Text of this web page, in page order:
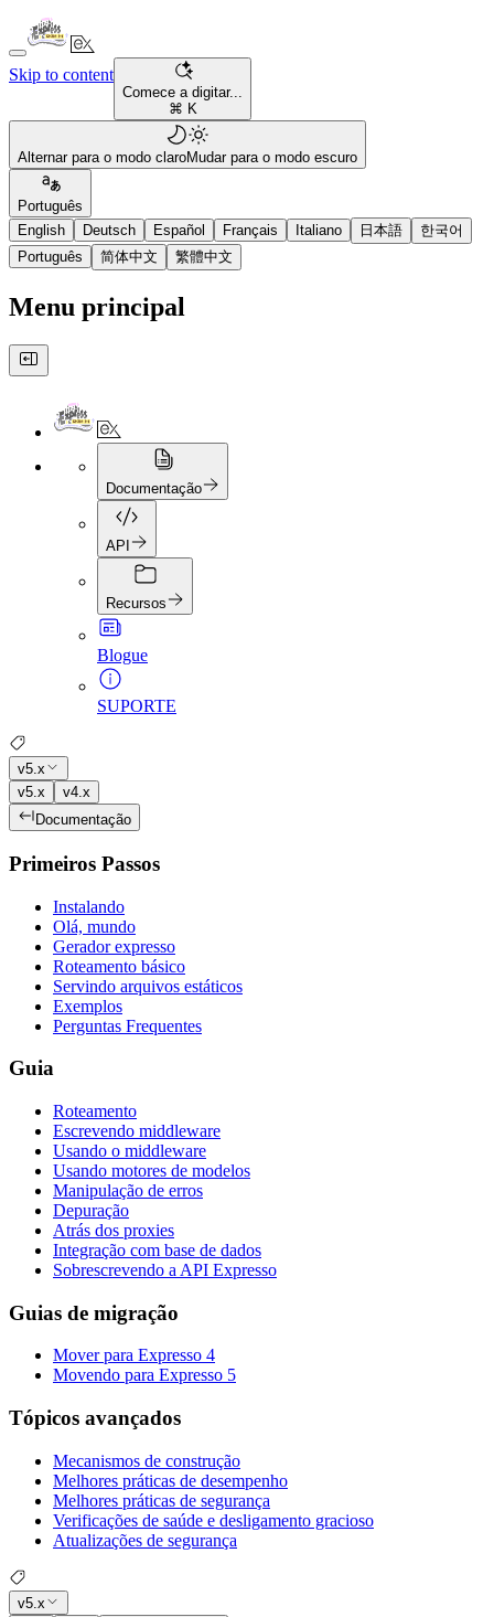
Skip to content
Comece a digitar...
⌘ K
Alternar para o modo claroMudar para o modo escuro
Português
English
Deutsch Español Français Italiano 日本語
한국어
Português
简体中文 繁體中文
Menu principal
Documentação
API
Recursos
Blogue
SUPORTE
v5.x
v5.x
v4.x
Documentação
Primeiros Passos
Instalando
Olá, mundo
Gerador expresso
Roteamento básico
Servindo arquivos estáticos
Exemplos
Perguntas Frequentes
Guia
Roteamento
Escrevendo middleware
Usando o middleware
Usando motores de modelos
Manipulação de erros
Depuração
Atrás dos proxies
Integração com base de dados
Sobrescrevendo a API Expresso
Guias de migração
Mover para Expresso 4
Movendo para Expresso 5
Tópicos avançados
Mecanismos de construção
Melhores práticas de desempenho
Melhores práticas de segurança
Verificações de saúde e desligamento gracioso
Atualizações de segurança
v5.x